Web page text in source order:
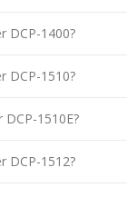
DCP-1400?
DCP-1510?
1510E?
DCP-1512?